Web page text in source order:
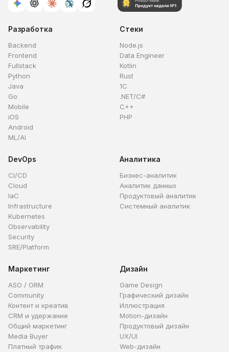
Разработка
Backend
Frontend
Fullstack
Python
Java
Go
Mobile
iOS
Android
ML/AI
Стеки
Node.js
Data Engineer
Kotlin
Rust
1C
.NET/C#
C++
PHP
DevOps
CI/CD
Cloud
IaC
Infrastructure
Kubernetes
Observability
Security
SRE/Platform
Аналитика
Бизнес-аналитик
Аналитик данных
Продуктовый аналитик
Системный аналитик
Маркетинг
ASO / ORM
Community
Контент и креатив
CRM и удержание
Общий маркетинг
Media Buyer
Платный трафик
Дизайн
Game Design
Графический дизайн
Иллюстрация
Motion-дизайн
Продуктовый дизайн
UX/UI
Web-дизайн